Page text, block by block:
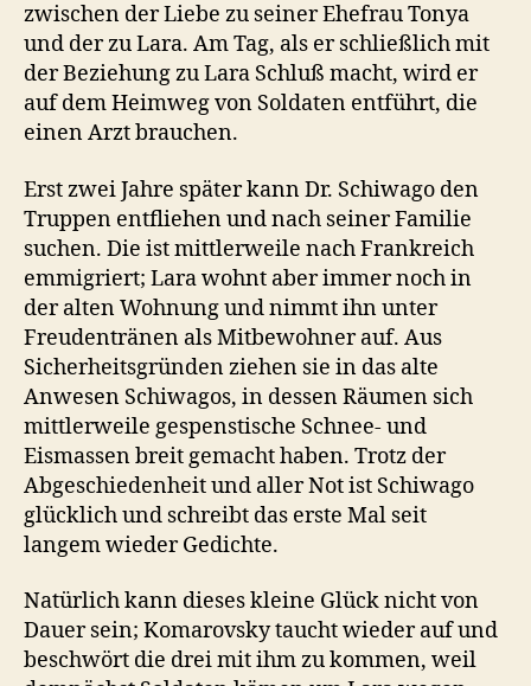
zwischen der Liebe zu seiner Ehefrau Tonya
und der zu Lara. Am Tag, als er schließlich mit
der Beziehung zu Lara Schluß macht, wird er
auf dem Heimweg von Soldaten entführt, die
einen Arzt brauchen.
Erst zwei Jahre später kann Dr. Schiwago den
Truppen entfliehen und nach seiner Familie
suchen. Die ist mittlerweile nach Frankreich
emmigriert; Lara wohnt aber immer noch in
der alten Wohnung und nimmt ihn unter
Freudentränen als Mitbewohner auf. Aus
Sicherheitsgründen ziehen sie in das alte
Anwesen Schiwagos, in dessen Räumen sich
mittlerweile gespenstische Schnee- und
Eismassen breit gemacht haben. Trotz der
Abgeschiedenheit und aller Not ist Schiwago
glücklich und schreibt das erste Mal seit
langem wieder Gedichte.
Natürlich kann dieses kleine Glück nicht von
Dauer sein; Komarovsky taucht wieder auf und
beschwört die drei mit ihm zu kommen, weil